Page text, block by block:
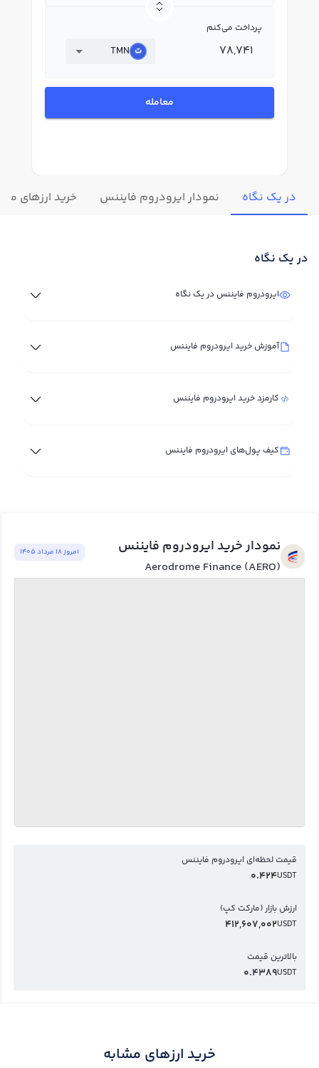
پرداخت می‌کنم
TMN
معامله
در یک نگاه نمودار ایرودروم فایننس خرید ارزهای
در یک نگاه
ایرودروم فایننس در یک نگاه
آموزش خرید ایرودروم فایننس
کارمزد خرید ایرودروم فایننس
کیف پول‌های ایرودروم فایننس
نمودار خرید ایرودروم فایننس
Aerodrome Finance (AERO)
امروز ١٨ مرداد ١٤٠٥
قیمت لحظه‌ای ایرودروم فایننس
USDT
0.424
ارزش بازار (مارکت کپ)
USDT
412,607,002
بالاترین قیمت
USDT
0.4389
خرید ارزهای مشابه